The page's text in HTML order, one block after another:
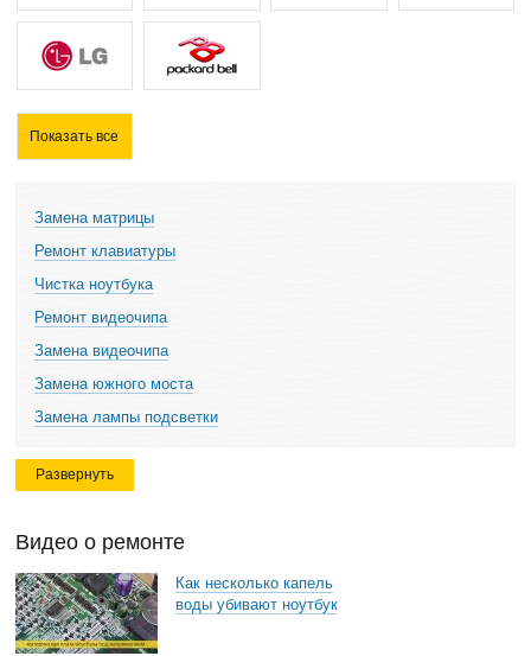
Показать все
Замена матрицы
Ремонт клавиатуры
Чистка ноутбука
Ремонт видеочипа
Замена видеочипа
Замена южного моста
Замена лампы подсветки
Развернуть
Видео о ремонте
Как несколько капель
воды убивают ноутбук